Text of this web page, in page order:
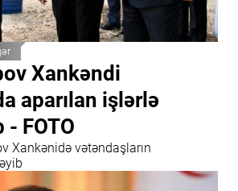
Xankəndi
aparılan işlərlə
- FOTO
Xankənidə vətəndaşların